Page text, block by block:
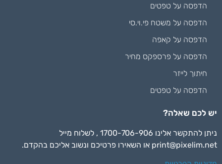
הדפסה על טפטים
הדפסה על משטח פי.וי.סי
הדפסה על קאפה
הדפסה על פרספקס מחיר
חיתוך לייזר
הדפסה על טפטים
יש לכם שאלה?
ניתן להתקשר אלינו 1700-706-906 , לשלוח מייל
print@pixelim.net או השאירו פרטיכם ונשוב אליכם בהקדם.